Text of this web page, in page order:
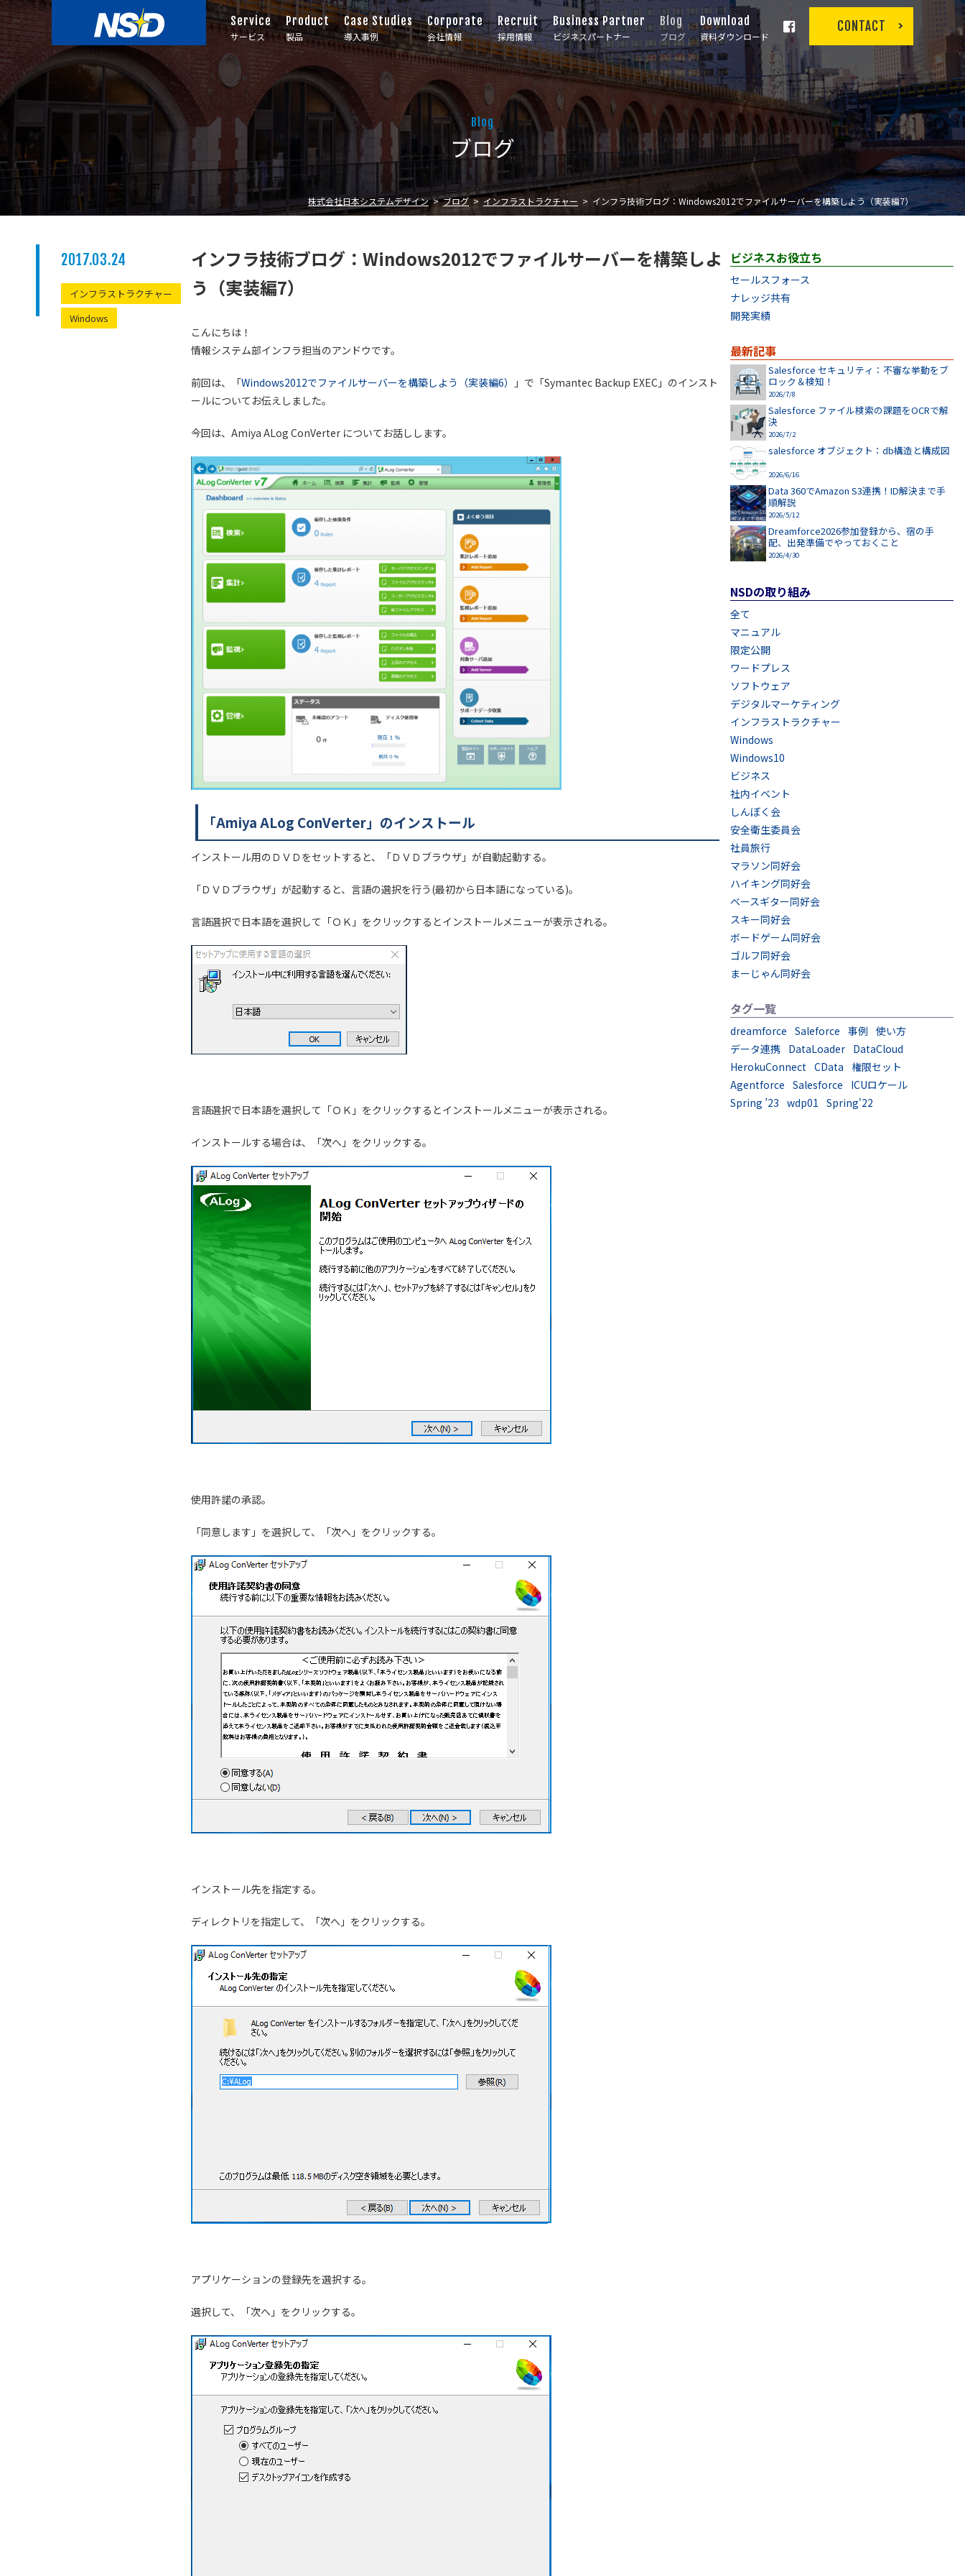
Service
サービス
Product
製品
Case Studies
導入事例
Corporate
会社情報
Recruit
採用情報
Business Partner
ビジネスパートナー
Blog
ブログ
Download
資料ダウンロード
CONTACT
Blog
ブログ
株式会社日本システムデザイン ブログ インフラストラクチャー インフラ技術ブログ：Windows2012でファイルサーバーを構築しよう（実装編7）
2017.03.24
インフラストラクチャー
Windows
インフラ技術ブログ：Windows2012でファイルサーバーを構築しよ
う（実装編7）
こんにちは！
情報システム部インフラ担当のアンドウです。
前回は、「Windows2012でファイルサーバーを構築しよう（実装編6）
」で「Symantec Backup EXEC」のインスト
ールについてお伝えしました。
今回は、Amiya ALog ConVerter についてお話しします。
「Amiya ALog ConVerter」のインストール
インストール用のＤＶＤをセットすると、「ＤＶＤブラウザ」が自動起動する。
「ＤＶＤブラウザ」が起動すると、言語の選択を行う(最初から日本語になっている)。
言語選択で日本語を選択して「ＯＫ」をクリックするとインストールメニューが表示される。
言語選択で日本語を選択して「ＯＫ」をクリックするとインストールメニューが表示される。
インストールする場合は、「次へ」をクリックする。
使用許諾の承認。
「同意します」を選択して、「次へ」をクリックする。
インストール先を指定する。
ディレクトリを指定して、「次へ」をクリックする。
アプリケーションの登録先を選択する。
選択して、「次へ」をクリックする。
ビジネスお役立ち
セールスフォース
ナレッジ共有
開発実績
最新記事
Salesforce セキュリティ：不審な挙動をブ
ロック＆検知！
2026/7/8
Salesforce ファイル検索の課題をOCRで解
決
2026/7/2
salesforce オブジェクト：db構造と構成図
2026/6/16
Data 360でAmazon S3連携！ID解決まで手
順解説
2026/5/12
Dreamforce2026参加登録から、宿の手
配、出発準備でやっておくこと
2026/4/30
NSDの取り組み
全て
マニュアル
限定公開
ワードプレス
ソフトウェア
デジタルマーケティング
インフラストラクチャー
Windows
Windows10
ビジネス
社内イベント
しんぼく会
安全衛生委員会
社員旅行
マラソン同好会
ハイキング同好会
ベースギター同好会
スキー同好会
ボードゲーム同好会
ゴルフ同好会
まーじゃん同好会
タグ一覧
dreamforce Saleforce 事例 使い方
データ連携 DataLoader DataCloud
HerokuConnect CData 権限セット
Agentforce Salesforce
ICUロケール
Spring ’23 wdp01 Spring'22